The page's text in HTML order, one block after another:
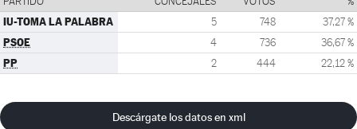
IU-TOMA LA PALABRA 5 748 37,27 %
PSOE 4 736 36,67 %
PP 2 444 22,12 %
Descárgate los datos en xml